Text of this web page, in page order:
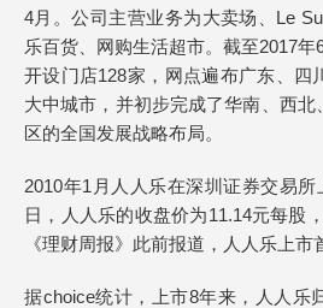
4月。公司主营业务为大卖场、Le
乐百货、网购生活超市。截至2017
开设门店128家，网点遍布广东、四
大中城市，并初步完成了华南、西
区的全国发展战略布局。
2010年1月人人乐在深圳证券交易
日，人人乐的收盘价为11.14元每股
《理财周报》此前报道，人人乐上市
据choice统计，上市8年来，人人乐